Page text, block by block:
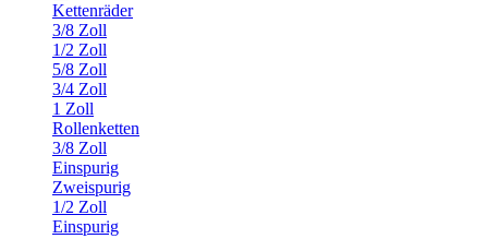
Kettenräder
3/8 Zoll
1/2 Zoll
5/8 Zoll
3/4 Zoll
1 Zoll
Rollenketten
3/8 Zoll
Einspurig
Zweispurig
1/2 Zoll
Einspurig